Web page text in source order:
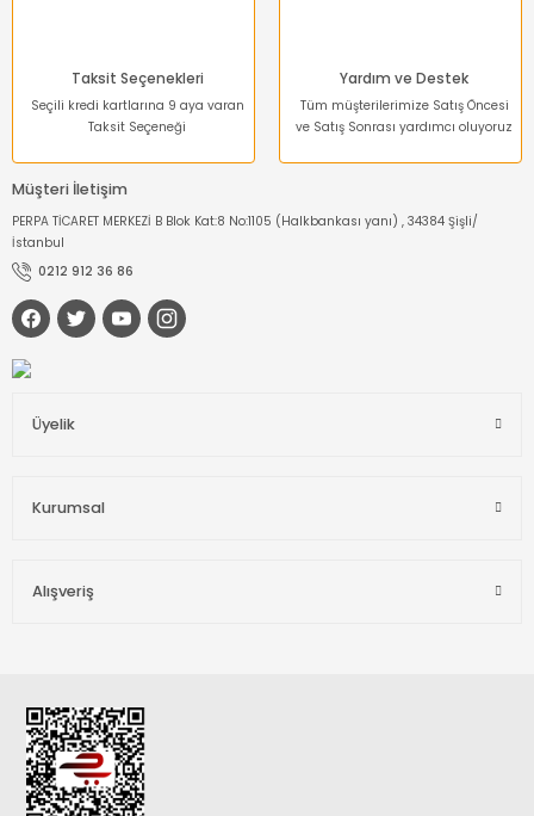
Taksit Seçenekleri
Seçili kredi kartlarına 9 aya varan
Taksit Seçeneği
Yardım ve Destek
Tüm müşterilerimize Satış Öncesi
ve Satış Sonrası yardımcı oluyoruz
Müşteri İletişim
PERPA TİCARET MERKEZİ B Blok Kat:8 No:1105 (Halkbankası yanı) , 34384 Şişli/
İstanbul
0212 912 36 86
Üyelik
Kurumsal
Alışveriş